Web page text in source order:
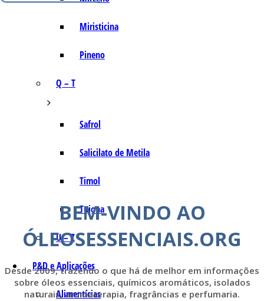
Miristicina
Pineno
Q – T
Safrol
Salicilato de Metila
Timol
Tujona
U – Z
P&D e Aplicações
Alimentícias
BEM-VINDO AO
ÓLEOSESSENCIAIS.ORG
Desde 2009, trazendo o que há de melhor em informações
sobre óleos essenciais, químicos aromáticos, isolados
naturais, aromaterapia, fragrâncias e perfumaria.